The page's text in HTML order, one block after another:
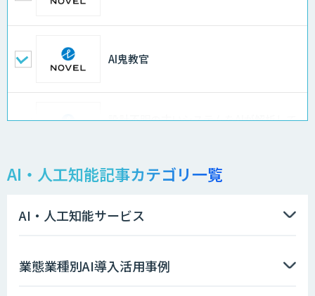
AI鬼教官
設計不明の古いシステムをAIが解析して
AIエージェント開発支援
AI・人工知能記事カテゴリ一覧
AI・人工知能サービス
業態業種別AI導入活用事例